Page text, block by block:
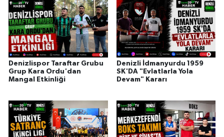
Denizlispor Taraftar Grubu
Grup Kara Ordu'dan
Mangal Etkinliği
Denizli İdmanyurdu 1959
SK'DA "Evlatlarla Yola
Devam" Kararı